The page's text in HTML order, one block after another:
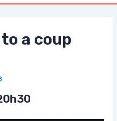
a coup